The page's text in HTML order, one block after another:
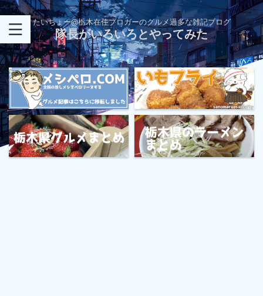
たいちょー@栃木在住ブロガーのグルメ過多な雑記ブログ
隊長がいろいろとやってみた